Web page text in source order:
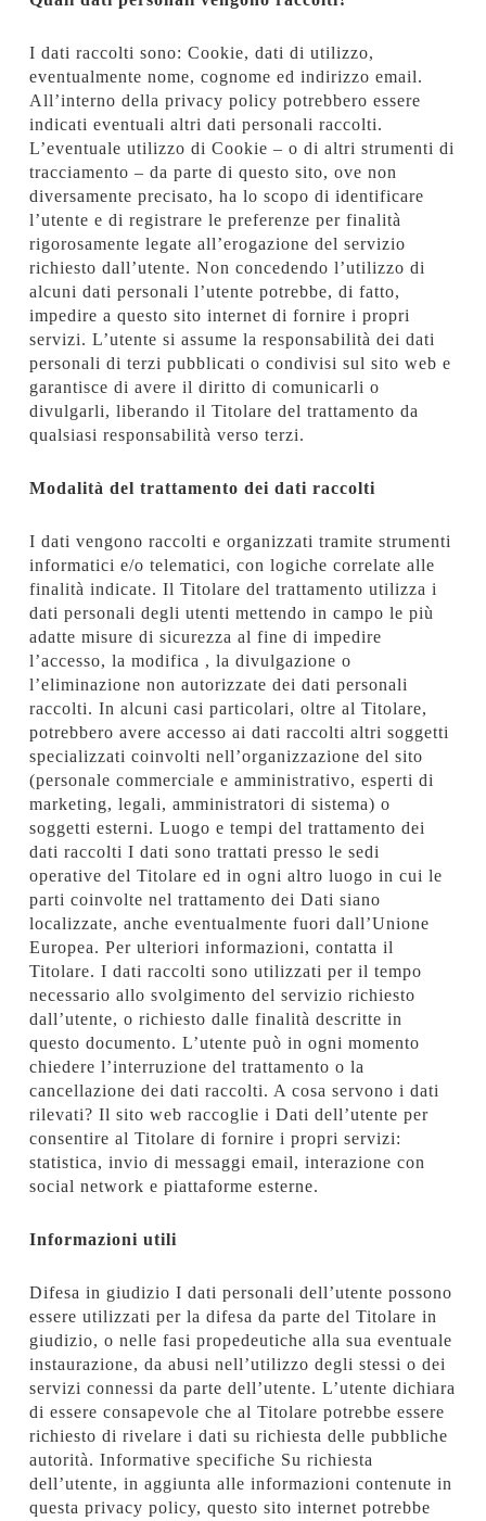
I dati raccolti sono: Cookie, dati di utilizzo,
eventualmente nome, cognome ed indirizzo email.
All’interno della privacy policy potrebbero essere
indicati eventuali altri dati personali raccolti.
L’eventuale utilizzo di Cookie – o di altri strumenti di
tracciamento – da parte di questo sito, ove non
diversamente precisato, ha lo scopo di identificare
l’utente e di registrare le preferenze per finalità
rigorosamente legate all’erogazione del servizio
richiesto dall’utente. Non concedendo l’utilizzo di
alcuni dati personali l’utente potrebbe, di fatto,
impedire a questo sito internet di fornire i propri
servizi. L’utente si assume la responsabilità dei dati
personali di terzi pubblicati o condivisi sul sito web e
garantisce di avere il diritto di comunicarli o
divulgarli, liberando il Titolare del trattamento da
qualsiasi responsabilità verso terzi.
Modalità del trattamento dei dati raccolti
I dati vengono raccolti e organizzati tramite strumenti
informatici e/o telematici, con logiche correlate alle
finalità indicate. Il Titolare del trattamento utilizza i
dati personali degli utenti mettendo in campo le più
adatte misure di sicurezza al fine di impedire
l’accesso, la modifica , la divulgazione o
l’eliminazione non autorizzate dei dati personali
raccolti. In alcuni casi particolari, oltre al Titolare,
potrebbero avere accesso ai dati raccolti altri soggetti
specializzati coinvolti nell’organizzazione del sito
(personale commerciale e amministrativo, esperti di
marketing, legali, amministratori di sistema) o
soggetti esterni. Luogo e tempi del trattamento dei
dati raccolti I dati sono trattati presso le sedi
operative del Titolare ed in ogni altro luogo in cui le
parti coinvolte nel trattamento dei Dati siano
localizzate, anche eventualmente fuori dall’Unione
Europea. Per ulteriori informazioni, contatta il
Titolare. I dati raccolti sono utilizzati per il tempo
necessario allo svolgimento del servizio richiesto
dall’utente, o richiesto dalle finalità descritte in
questo documento. L’utente può in ogni momento
chiedere l’interruzione del trattamento o la
cancellazione dei dati raccolti. A cosa servono i dati
rilevati? Il sito web raccoglie i Dati dell’utente per
consentire al Titolare di fornire i propri servizi:
statistica, invio di messaggi email, interazione con
social network e piattaforme esterne.
Informazioni utili
Difesa in giudizio I dati personali dell’utente possono
essere utilizzati per la difesa da parte del Titolare in
giudizio, o nelle fasi propedeutiche alla sua eventuale
instaurazione, da abusi nell’utilizzo degli stessi o dei
servizi connessi da parte dell’utente. L’utente dichiara
di essere consapevole che al Titolare potrebbe essere
richiesto di rivelare i dati su richiesta delle pubbliche
autorità. Informative specifiche Su richiesta
dell’utente, in aggiunta alle informazioni contenute in
questa privacy policy, questo sito internet potrebbe